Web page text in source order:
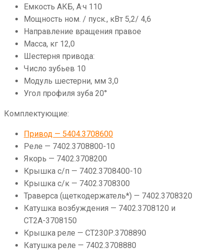
Емкость АКБ, А·ч 110
Мощность ном. / пуск., кВт 5,2/ 4,6
Направление вращения правое
Масса, кг 12,0
Шестерня привода:
Число зубьев 10
Модуль шестерни, мм 3,0
Угол профиля зуба 20°
Комплектующие:
Привод — 5404.3708600
Реле — 7402.3708800-10
Якорь — 7402.3708200
Крышка с/п — 7402.3708400-10
Крышка с/к — 7402.3708300
Траверса (щеткодержатель*) — 7402.3708320
Катушка возбуждения — 7402.3708120 и
СТ2А-3708150
Крышка реле — СТ230Р.3708890
Катушка реле — 7402.3708880